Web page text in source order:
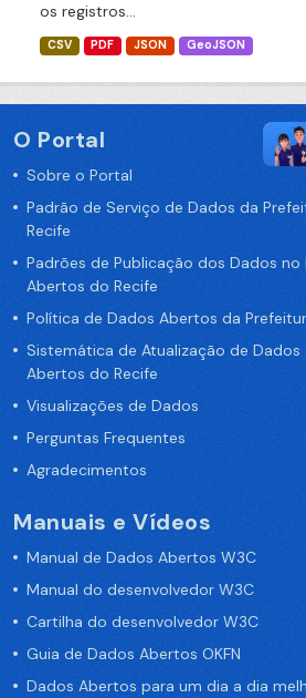
os registros...
CSV PDF JSON GeoJSON
O Portal
Sobre o Portal
Padrão de Serviço de Dados da
Recife
Padrões de Publicação dos Dados
Abertos do Recife
Política de Dados Abertos da
Sistemática de Atualização de
Abertos do Recife
Visualizações de Dados
Perguntas Frequentes
Agradecimentos
Manuais e Vídeos
Manual de Dados Abertos W3C
Manual do desenvolvedor W3C
Cartilha do desenvolvedor W3C
Guia de Dados Abertos OKFN
Dados Abertos para um dia a dia